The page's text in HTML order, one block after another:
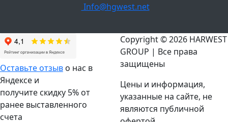
Info@hgwest.net
Оставьте отзыв о нас в
Яндексе и
получите скидку 5% от
ранее выставленного
счета
Copyright © 2026 HARWEST
GROUP | Все права
защищены
Цены и информация,
указанные на сайте, не
являются публичной